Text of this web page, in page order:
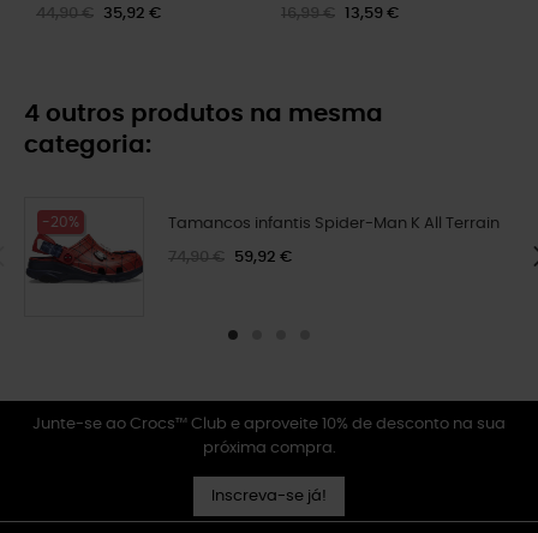
44,90 € 35,92 € 16,99 € 13,59 €
4 outros produtos na mesma
categoria:
-20% Tamancos infantis Spider-Man K All Terrain
74,90 € 59,92 €
Junte-se ao Crocs™ Club e aproveite 10% de desconto na sua
próxima compra.
Inscreva-se já!